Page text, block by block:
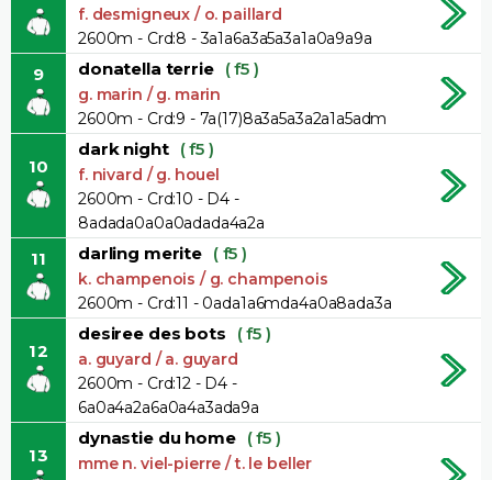
f. desmigneux / o. paillard
2600m - Crd:8 - 3a1a6a3a5a3a1a0a9a9a
9 donatella terrie ( f5 )
g. marin / g. marin
2600m - Crd:9 - 7a(17)8a3a5a3a2a1a5adm
10
dark night ( f5 )
f. nivard / g. houel
2600m - Crd:10 - D4 -
8adada0a0a0adada4a2a
11 darling merite ( f5 )
k. champenois / g. champenois
2600m - Crd:11 - 0ada1a6mda4a0a8ada3a
12
desiree des bots ( f5 )
a. guyard / a. guyard
2600m - Crd:12 - D4 -
6a0a4a2a6a0a4a3ada9a
13
dynastie du home ( f5 )
mme n. viel-pierre / t. le beller